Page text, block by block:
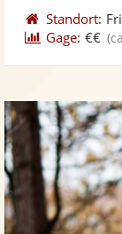
Standort:
Gage: €€